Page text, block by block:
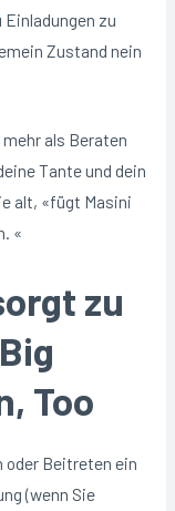
zu
Zustand nein
als Beraten
Tante und dein
alt, «fügt Masini
«
zu
Too
oder Beitreten ein
(wenn Sie